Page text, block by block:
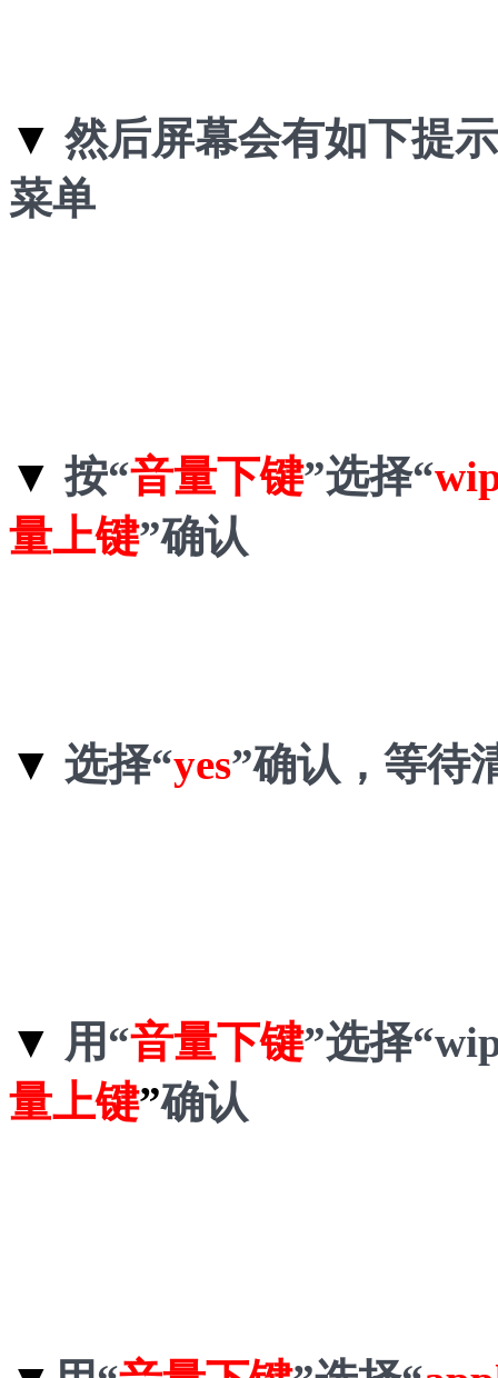
▼ 然后屏幕会有如下提
菜单
▼ 按“音量下键”选择“
量上键”确认
▼ 选择“yes”确认，等待
▼ 用“音量下键”选择
量上键”确认